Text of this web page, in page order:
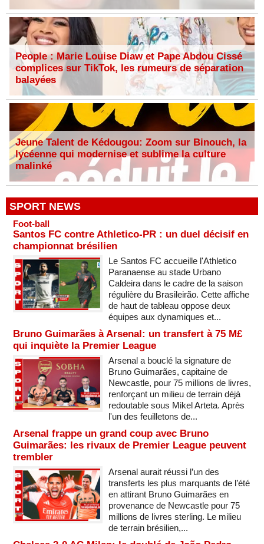
People : Marie Louise Diaw et Pape Abdou Cissé
complices sur TikTok, les rumeurs de séparation
balayées
Jeune Talent de Kédougou: Zoom sur Binouch, la
lycéenne qui modernise et sublime la culture
malinké
SPORT NEWS
Foot-ball
Santos FC contre Athletico-PR : un duel décisif en
championnat brésilien
Le Santos FC accueille l'Athletico
Paranaense au stade Urbano
Caldeira dans le cadre de la saison
régulière du Brasileirão. Cette affiche
de haut de tableau oppose deux
équipes aux dynamiques et...
Bruno Guimarães à Arsenal: un transfert à 75 M£
qui inquiète la Premier League
Arsenal a bouclé la signature de
Bruno Guimarães, capitaine de
Newcastle, pour 75 millions de livres,
renforçant un milieu de terrain déjà
redoutable sous Mikel Arteta. Après
l'un des feuilletons de...
Arsenal frappe un grand coup avec Bruno
Guimarães: les rivaux de Premier League peuvent
trembler
Arsenal aurait réussi l’un des
transferts les plus marquants de l’été
en attirant Bruno Guimarães en
provenance de Newcastle pour 75
millions de livres sterling. Le milieu
de terrain brésilien,...